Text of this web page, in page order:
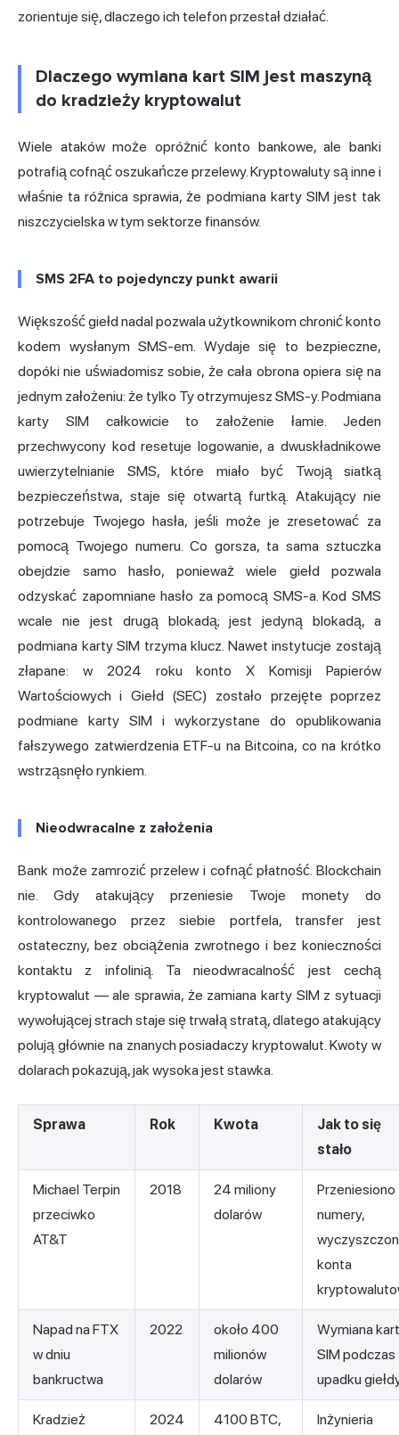
zorientuje się, dlaczego ich telefon przestał działać.
Dlaczego wymiana kart SIM jest maszyną
do kradzieży kryptowalut
Wiele ataków może opróżnić konto bankowe, ale banki
potrafią cofnąć oszukańcze przelewy. Kryptowaluty są inne i
właśnie ta różnica sprawia, że podmiana karty SIM jest tak
niszczycielska w tym sektorze finansów.
SMS 2FA to pojedynczy punkt awarii
Większość giełd nadal pozwala użytkownikom chronić konto
kodem wysłanym SMS-em. Wydaje się to bezpieczne,
dopóki nie uświadomisz sobie, że cała obrona opiera się na
jednym założeniu: że tylko Ty otrzymujesz SMS-y. Podmiana
karty SIM całkowicie to założenie łamie. Jeden
przechwycony kod resetuje logowanie, a dwuskładnikowe
uwierzytelnianie SMS, które miało być Twoją siatką
bezpieczeństwa, staje się otwartą furtką. Atakujący nie
potrzebuje Twojego hasła, jeśli może je zresetować za
pomocą Twojego numeru. Co gorsza, ta sama sztuczka
obejdzie samo hasło, ponieważ wiele giełd pozwala
odzyskać zapomniane hasło za pomocą SMS-a. Kod SMS
wcale nie jest drugą blokadą; jest jedyną blokadą, a
podmiana karty SIM trzyma klucz. Nawet instytucje zostają
złapane: w 2024 rokukonto X Komisji Papierów
Wartościowych i Giełd (SEC)
zostało przejęte poprzez
podmiane karty SIM i wykorzystane do opublikowania
fałszywego zatwierdzenia ETF-u na Bitcoina, co na krótko
wstrząsnęło rynkiem.
Nieodwracalne z założenia
Bank może zamrozić przelew i cofnąć płatność. Blockchain
nie. Gdy atakujący przeniesie Twoje monety do
kontrolowanego przez siebie portfela, transfer jest
ostateczny, bez obciążenia zwrotnego i bez konieczności
kontaktu z infolinią. Ta nieodwracalność jest cechą
kryptowalut — ale sprawia, że zamiana karty SIM z sytuacji
wywołującej strach staje się trwałą stratą, dlatego atakujący
polują głównie na znanych posiadaczy kryptowalut. Kwoty w
dolarach pokazują, jak wysoka jest stawka.
Sprawa Rok Kwota
Jak to się
stało
Michael Terpin
przeciwko
AT&T
2018
24 miliony
dolarów
Przeniesiono
numery,
konta
Napad na FTX
w dniu
bankructwa
2022
około 400
milionów
dolarów
Wymiana kart
SIM podczas
upadku
Kradzież
2024
4100 BTC,
Inżynieria